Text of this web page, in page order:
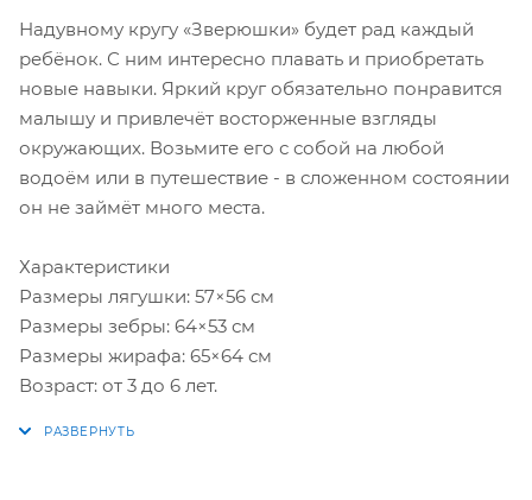
Надувному кругу «Зверюшки» будет рад каждый
ребёнок. С ним интересно плавать и приобретать
новые навыки. Яркий круг обязательно понравится
малышу и привлечёт восторженные взгляды
окружающих. Возьмите его с собой на любой
водоём или в путешествие - в сложенном состоянии
он не займёт много места.
Характеристики
Размеры лягушки: 57×56 см
Размеры зебры: 64×53 см
Размеры жирафа: 65×64 см
Возраст: от 3 до 6 лет.